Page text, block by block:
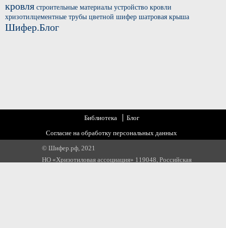
кровля строительные материалы устройство кровли
хризотилцементные трубы цветной шифер шатровая крыша
Шифер.Блог
Библиотека
Блог
Согласие на обработку персональных данных
© Шифер.рф, 2021
НО «Хризотиловая ассоциация» 119048, Российская